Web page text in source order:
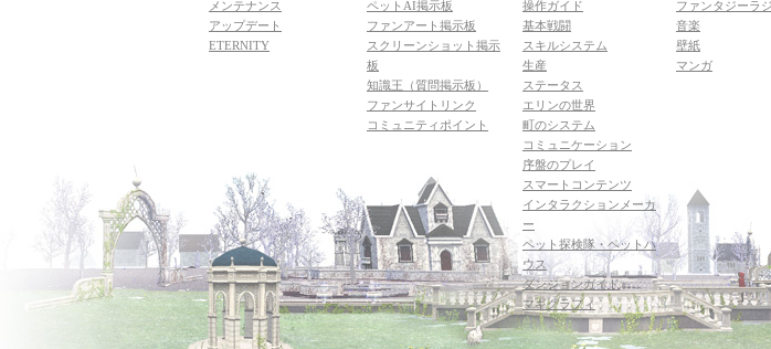
メンテナンス
アップデート
ETERNITY
ペットAI掲示板
ファンアート掲示板
スクリーンショット掲示
板
知識王（質問掲示板）
ファンサイトリンク
コミュニティポイント
操作ガイド
基本戦闘
スキルシステム
生産
ステータス
エリンの世界
町のシステム
コミュニケーション
序盤のプレイ
スマートコンテンツ
インタラクションメーカ
ー
ペット探検隊・ペットハ
ウス
ダンジョンガイド
マギグラフィ
ファンタジーラ
音楽
壁紙
マンガ